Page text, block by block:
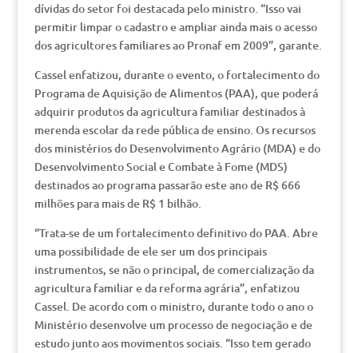
dívidas do setor foi destacada pelo ministro. “Isso vai
permitir limpar o cadastro e ampliar ainda mais o acesso
dos agricultores familiares ao Pronaf em 2009”, garante.
Cassel enfatizou, durante o evento, o fortalecimento do
Programa de Aquisição de Alimentos (PAA), que poderá
adquirir produtos da agricultura familiar destinados à
merenda escolar da rede pública de ensino. Os recursos
dos ministérios do Desenvolvimento Agrário (MDA) e do
Desenvolvimento Social e Combate à Fome (MDS)
destinados ao programa passarão este ano de R$ 666
milhões para mais de R$ 1 bilhão.
“Trata-se de um fortalecimento definitivo do PAA. Abre
uma possibilidade de ele ser um dos principais
instrumentos, se não o principal, de comercialização da
agricultura familiar e da reforma agrária”, enfatizou
Cassel. De acordo com o ministro, durante todo o ano o
Ministério desenvolve um processo de negociação e de
estudo junto aos movimentos sociais. “Isso tem gerado